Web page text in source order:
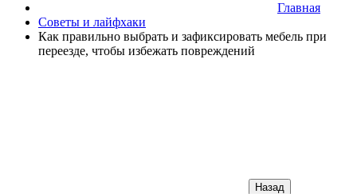
Главная
Советы и лайфхаки
Как правильно выбрать и зафиксировать мебель при
переезде, чтобы избежать повреждений
Назад